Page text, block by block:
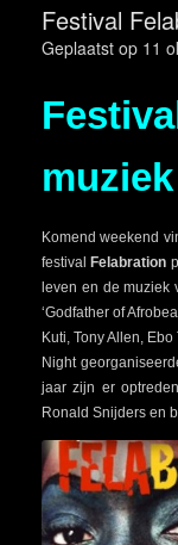
Festival
Geplaatst op 11
Komend weekend
festivalFelabration
leven en de muziek
‘Godfather of
Kuti, Tony Allen,
Night
jaar zijn er
Ronald Snijders en